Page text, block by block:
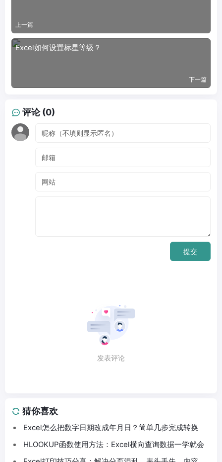
上一篇
Excel如何设置标星等级？
下一篇
评论 (0)
提交
发表评论
猜你喜欢
Excel怎么把数字日期改成年月日？简单几步完成转换
HLOOKUP函数使用方法：Excel横向查询数据一学就会